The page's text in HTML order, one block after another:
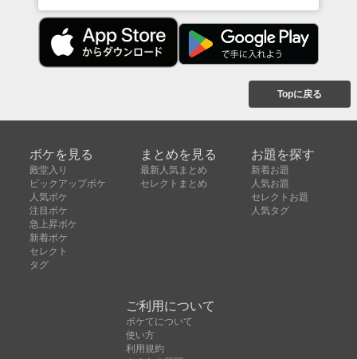
Topに戻る
ボケを見る
殿堂入り
ピックアップボケ
人気ボケ
注目ボケ
急上昇ボケ
新着ボケ
セレクト
タグ
まとめを見る
最新人気まとめ
セレクトまとめ
お題を探す
新着お題
人気お題
セレクトお題
人気タグ
ご利用について
ボケてについて
使い方
利用規約